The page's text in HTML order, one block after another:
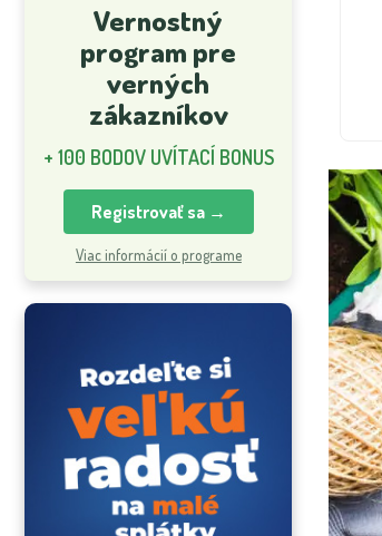
Vernostný
program pre
verných
zákazníkov
+ 100 BODOV UVÍTACÍ BONUS
Registrovať sa →
Viac informácií o programe